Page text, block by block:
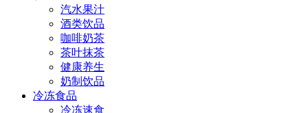
汽水果汁
酒类饮品
咖啡奶茶
茶叶抹茶
健康养生
奶制饮品
冷冻食品
冷冻速食